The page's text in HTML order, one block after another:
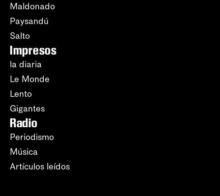
Maldonado
Paysandú
Salto
Impresos
la diaria
Le Monde
Lento
Gigantes
Radio
Periodismo
Música
Artículos leídos